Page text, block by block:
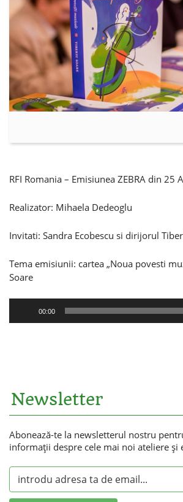
RFI Romania – Emisiunea ZEBRA din 25
Realizator: Mihaela Dedeoglu
Invitati: Sandra Ecobescu si dirijorul
Tema emisiunii: cartea „Noua povesti
Soare
00:00
Newsletter
Abonează-te la newsletterul nostru
informaţii despre cele mai noi ateliere şi